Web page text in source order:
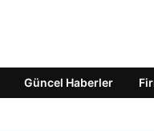
Güncel Haberler